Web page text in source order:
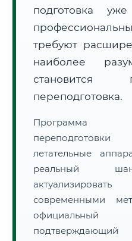
📜 Документы и аккредитация
🔍Нажмите на документ
подготовка
требуют
наиболее
становится
переподготовка.
Программа
летательные
реальный
современными
подтверждающий